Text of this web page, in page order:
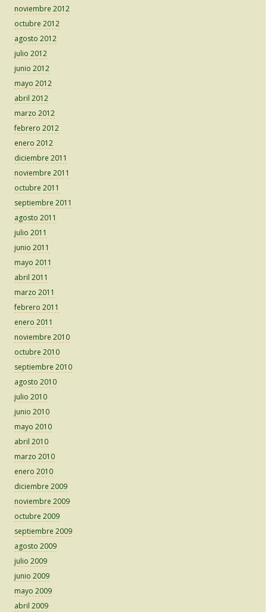
noviembre 2012
octubre 2012
agosto 2012
julio 2012
junio 2012
mayo 2012
abril 2012
marzo 2012
febrero 2012
enero 2012
diciembre 2011
noviembre 2011
octubre 2011
septiembre 2011
agosto 2011
julio 2011
junio 2011
mayo 2011
abril 2011
marzo 2011
febrero 2011
enero 2011
noviembre 2010
octubre 2010
septiembre 2010
agosto 2010
julio 2010
junio 2010
mayo 2010
abril 2010
marzo 2010
enero 2010
diciembre 2009
noviembre 2009
octubre 2009
septiembre 2009
agosto 2009
julio 2009
junio 2009
mayo 2009
abril 2009